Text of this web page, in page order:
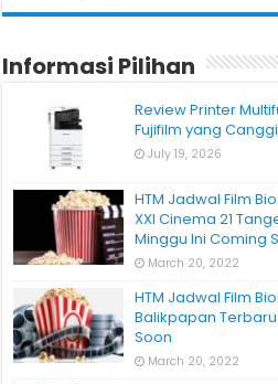
Informasi Pilihan
Review Printer
Fujifilm yang
July 19, 2026
HTM Jadwal Film
XXI Cinema 21
Minggu Ini Coming
March 20, 2022
HTM Jadwal Film
Balikpapan
Soon
March 20, 2022